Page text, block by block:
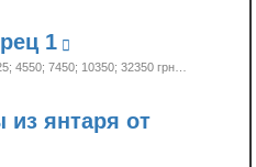
1
4550; 7450; 10350; 32350 грн…
янтаря от